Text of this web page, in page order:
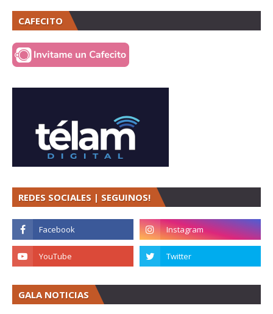
CAFECITO
REDES SOCIALES | SEGUINOS!
GALA NOTICIAS